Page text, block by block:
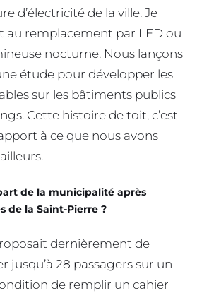
d’électricité de la ville. Je
au remplacement par LED ou
nocturne. Nous lançons
étude pour développer les
sur les bâtiments publics
Cette histoire de toit, c’est
à ce que nous avons
de la municipalité après
de la Saint-Pierre ?
dernièrement de
jusqu’à 28 passagers sur un
de remplir un cahier